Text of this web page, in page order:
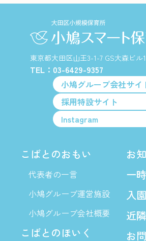
東京都大田区山王3-1-7 GS大森ビル
TEL：03-6429-9357
小鳩グループ会社サイ
採用特設サイト
Instagram
こばとのおもい
代表者の一言
小鳩グループ運営施設
小鳩グループ会社概要
こばとのほいく
お
一
入
近
お